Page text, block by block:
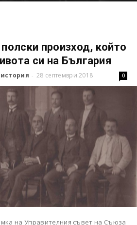
произход, който
си на България
- 28 септември 2018 0
на Управителния съвет на Съюза